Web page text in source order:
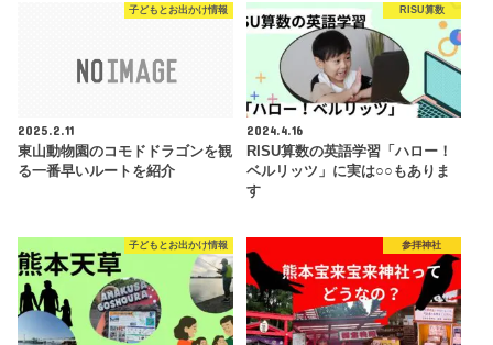
子どもとお出かけ情報
2025.2.11
東山動物園のコモドドラゴンを観
る一番早いルートを紹介
RISU算数
2024.4.16
RISU算数の英語学習「ハロー！
ベルリッツ」に実は○○もありま
す
子どもとお出かけ情報 参拝神社